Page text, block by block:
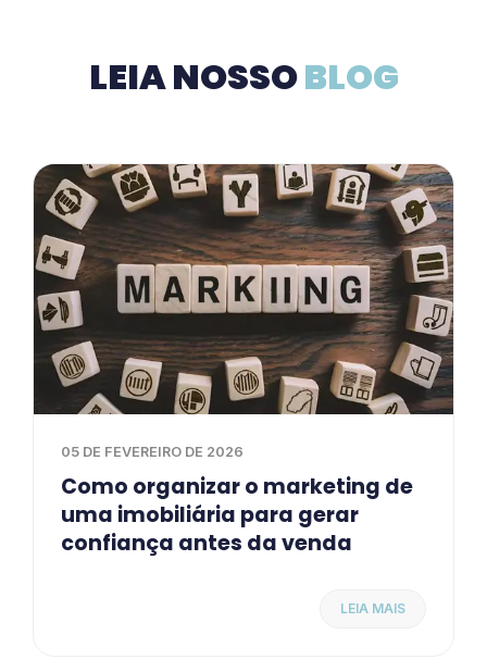
LEIA NOSSOBLOG
05 DE FEVEREIRO DE 2026
Como organizar o marketing de
uma imobiliária para gerar
confiança antes da venda
LEIA MAIS